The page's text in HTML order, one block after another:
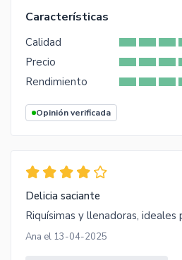
Características
Calidad
Precio
Rendimiento
Opinión verificada
Delicia saciante
Riquísimas y llenadoras, ideales
Ana el 13-04-2025